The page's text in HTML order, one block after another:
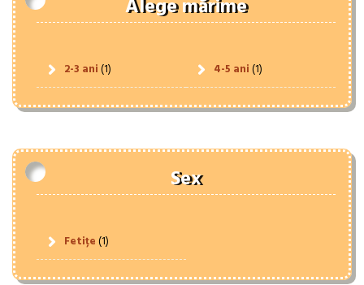
Alege mărime
2-3 ani(1) 4-5 ani(1)
Sex
Fetițe(1)